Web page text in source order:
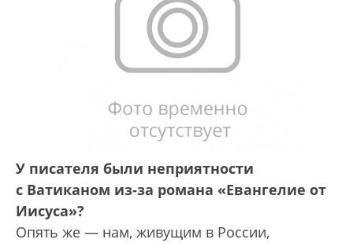
У писателя были неприятности
с Ватиканом из-за романа «Евангелие от
Иисуса»?
Опять же — нам, живущим в России,